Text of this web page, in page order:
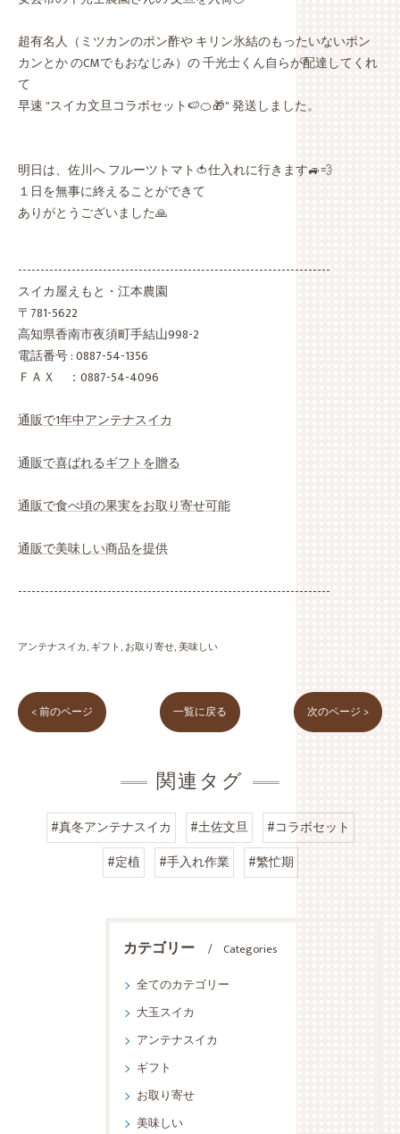
超有名人（ミツカンのポン酢や キリン氷結のもったいないポン
カンとか のCMでもおなじみ）の 千光士くん自らが配達してくれ
て
早速 "スイカ文旦コラボセット🍉🍊🎁" 発送しました。
明日は、佐川へ フルーツトマト🍅仕入れに行きます🚙💨
１日を無事に終えることができて
ありがとうございました🙏
----------------------------------------------------------------------
スイカ屋えもと・江本農園
〒781-5622
高知県香南市夜須町手結山998-2
電話番号 : 0887-54-1356
ＦＡＸ ：0887-54-4096
通販で1年中アンテナスイカ
通販で喜ばれるギフトを贈る
通販で食べ頃の果実をお取り寄せ可能
通販で美味しい商品を提供
----------------------------------------------------------------------
アンテナスイカ ギフト お取り寄せ 美味しい
< 前のページ 一覧に戻る 次のページ >
関連タグ
#真冬アンテナスイカ #土佐文旦
#コラボセット
#定植
#手入れ作業 #繁忙期
カテゴリー
Categories
全てのカテゴリー
大玉スイカ
アンテナスイカ
ギフト
お取り寄せ
美味しい